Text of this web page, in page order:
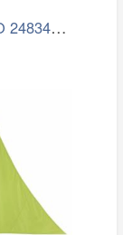
Wenko WENKO 24834100 - Stěrka BAMBUSa…